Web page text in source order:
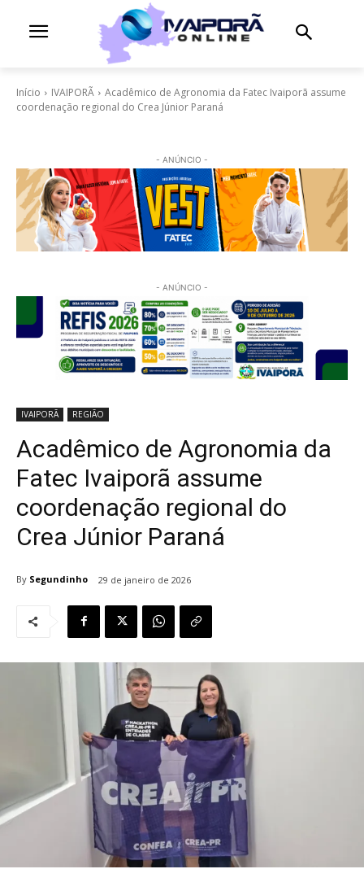
Início IVAIPORÃ
Acadêmico de Agronomia da Fatec Ivaiporã assume
coordenação regional do Crea Júnior Paraná
- ANÚNCIO -
- ANÚNCIO -
IVAIPORÃ REGIÃO
Acadêmico de Agronomia da
Fatec Ivaiporã assume
coordenação regional do
Crea Júnior Paraná
By Segundinho 29 de janeiro de 2026